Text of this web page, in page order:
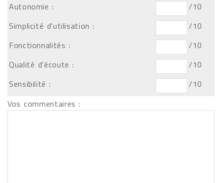
Autonomie :
/10
Simplicité d'utilisation :
/10
Fonctionnalités :
/10
Qualité d'écoute :
/10
Sensibilité :
/10
Vos commentaires :